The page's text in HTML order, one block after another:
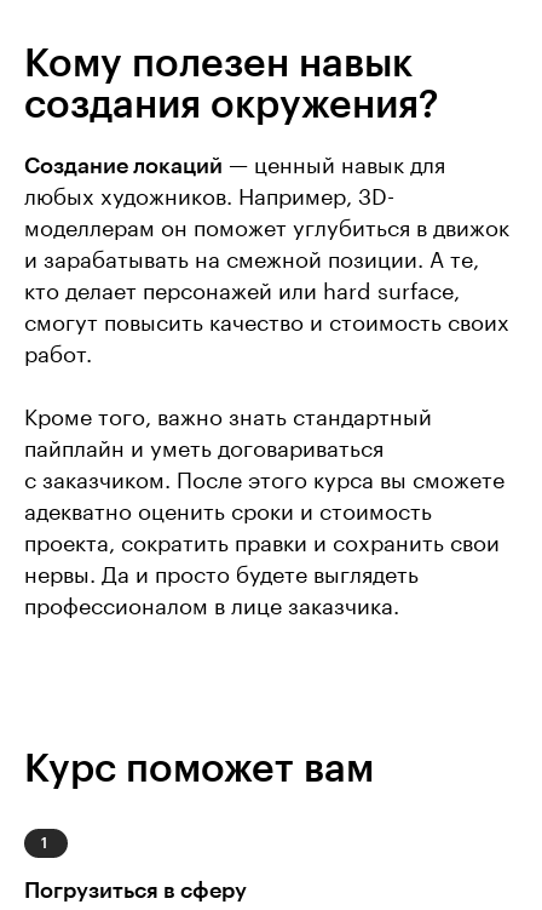
Кому полезен навык
создания окружения?
Создание локаций — ценный навык для
любых художников. Например, 3D-
моделлерам он поможет углубиться в движок
и зарабатывать на смежной позиции. А те,
кто делает персонажей или hard surface,
смогут повысить качество и стоимость своих
работ.
Кроме того, важно знать стандартный
пайплайн и уметь договариваться
с заказчиком. После этого курса вы сможете
адекватно оценить сроки и стоимость
проекта, сократить правки и сохранить свои
нервы. Да и просто будете выглядеть
профессионалом в лице заказчика.
Курс поможет вам
Погрузиться в сферу